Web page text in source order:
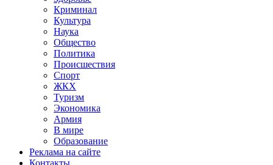
Криминал
Культура
Наука
Общество
Политика
Происшествия
Спорт
ЖКХ
Туризм
Экономика
Армия
В мире
Образование
Реклама на сайте
Контакты